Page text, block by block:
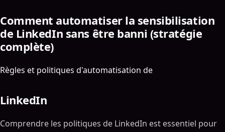
Comment automatiser la sensibilisation
de LinkedIn sans être banni (stratégie
complète)
Règles et politiques d'automatisation de
LinkedIn
Comprendre les politiques de LinkedIn est essentiel pour